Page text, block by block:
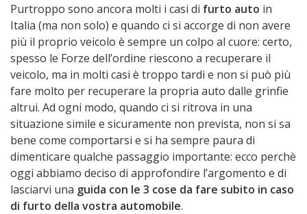
Purtroppo sono ancora molti i casi di furto auto in
Italia (ma non solo) e quando ci si accorge di non avere
più il proprio veicolo è sempre un colpo al cuore: certo,
spesso le Forze dell’ordine riescono a recuperare il
veicolo, ma in molti casi è troppo tardi e non si può più
fare molto per recuperare la propria auto dalle grinfie
altrui. Ad ogni modo, quando ci si ritrova in una
situazione simile e sicuramente non prevista, non si sa
bene come comportarsi e si ha sempre paura di
dimenticare qualche passaggio importante: ecco perchè
oggi abbiamo deciso di approfondire l’argomento e di
lasciarvi una guida con le 3 cose da fare subito in caso
di furto della vostra automobile.